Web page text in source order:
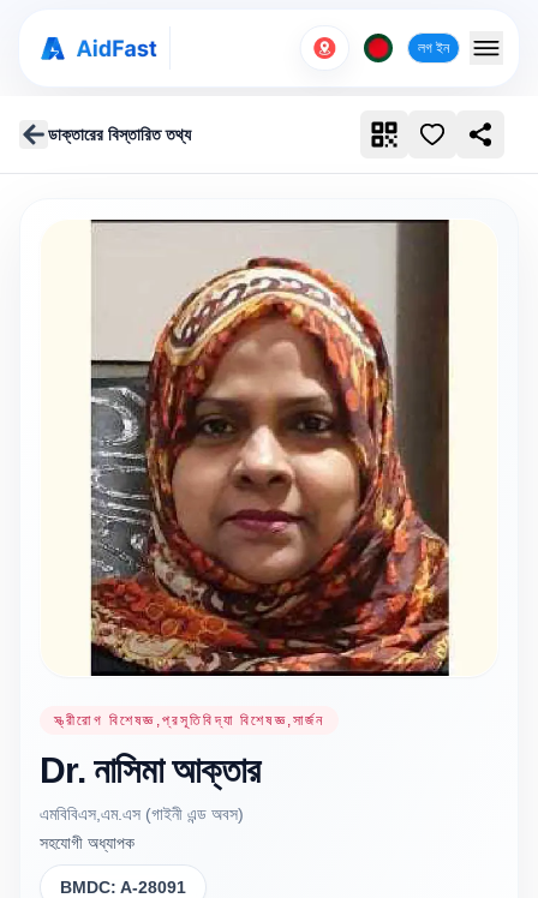
লগ ইন
ডাক্তারের বিস্তারিত তথ্য
স্ত্রীরোগ বিশেষজ্ঞ,প্রসূতিবিদ্যা বিশেষজ্ঞ,সার্জন
Dr. নাসিমা আক্তার
এমবিবিএস,এম.এস (গাইনী এন্ড অবস)
সহযোগী অধ্যাপক
BMDC: A-28091